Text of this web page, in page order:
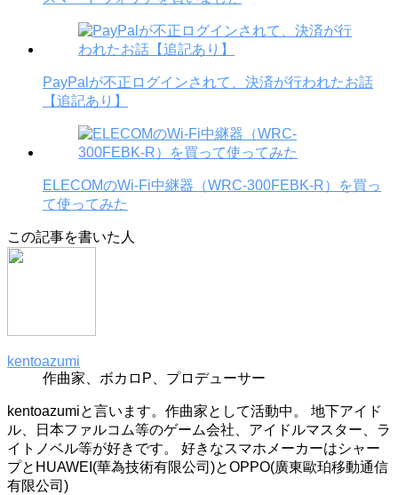
PayPalが不正ログインされて、決済が行われたお話
【追記あり】
ELECOMのWi-Fi中継器（WRC-300FEBK-R）を買っ
て使ってみた
この記事を書いた人
kentoazumi
作曲家、ボカロP、プロデューサー
kentoazumiと言います。作曲家として活動中。 地下アイド
ル、日本ファルコム等のゲーム会社、アイドルマスター、ラ
イトノベル等が好きです。 好きなスマホメーカーはシャー
プとHUAWEI(華為技術有限公司)とOPPO(廣東歐珀移動通信
有限公司)